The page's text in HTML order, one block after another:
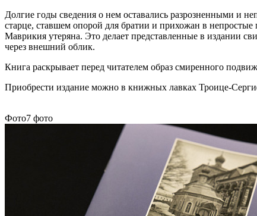
Долгие годы сведения о нем оставались разрозненными и
старце, ставшем опорой для братии и прихожан в
Маврикия утеряна. Это делает представленные в издании
через внешний облик.
Книга раскрывает перед читателем образ смиренного
Приобрести издание можно в книжных лавках Троице-
Фото7 фото